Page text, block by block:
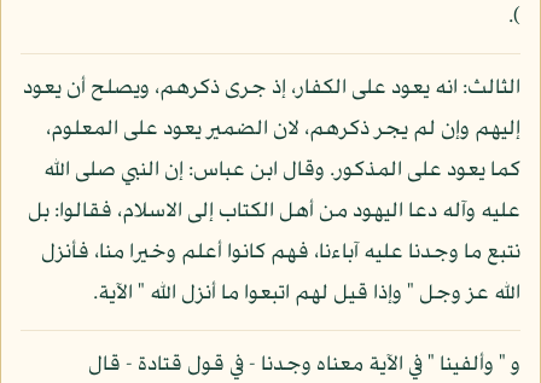
).
الثالث: انه يعود على الكفار، إذ جرى ذكرهم، ويصلح أن يعود
إليهم وإن لم يجر ذكرهم، لان الضمير يعود على المعلوم،
كما يعود على المذكور. وقال ابن عباس: إن النبي صلى الله
عليه وآله دعا اليهود من أهل الكتاب إلى الاسلام، فقالوا: بل
نتبع ما وجدنا عليه آباءنا، فهم كانوا أعلم وخيرا منا، فأنزل
الله عز وجل " وإذا قيل لهم اتبعوا ما أنزل الله " الآية.
و " وألفينا " في الآية معناه وجدنا - في قول قتادة - قال